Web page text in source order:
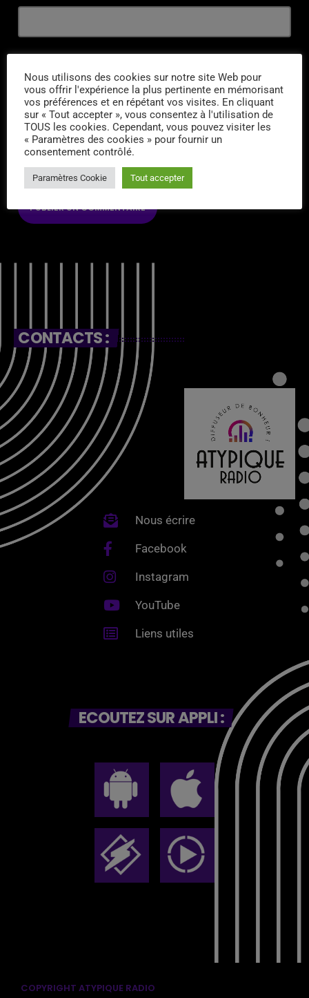
NAVIGATEUR POUR MON PROCHAIN COMMENTAIRE.
SAISISSEZ VOTRE RÉPONSE EN CHIFFRES
dix-neuf − 19 =
CONTACTS :
Nous écrire
Facebook
Instagram
YouTube
Liens utiles
ECOUTEZ SUR APPLI :
COPYRIGHT ATYPIQUE RADIO
Nous utilisons des cookies sur notre site Web pour
vous offrir l'expérience la plus pertinente en mémorisant
vos préférences et en répétant vos visites. En cliquant
sur « Tout accepter », vous consentez à l'utilisation de
TOUS les cookies. Cependant, vous pouvez visiter les
« Paramètres des cookies » pour fournir un
consentement contrôlé.
Paramètres Cookie Tout accepter